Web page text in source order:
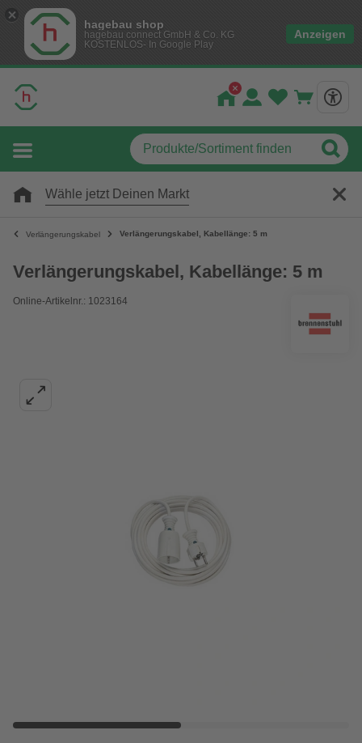
hagebau shop
hagebau connect GmbH & Co. KG
KOSTENLOS- In Google Play
Anzeigen
Wähle jetzt Deinen Markt
Verlängerungskabel Verlängerungskabel, Kabellänge: 5 m
Verlängerungskabel, Kabellänge: 5 m
Online-Artikelnr.: 1023164